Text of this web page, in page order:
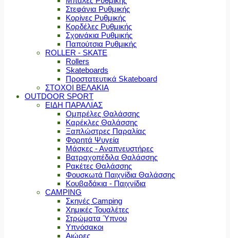
Στεφάνια Ρυθμικής
Κορίνες Ρυθμικής
Κορδέλες Ρυθμικής
Σχοινάκια Ρυθμικής
Παπούτσια Ρυθμικής
ROLLER - SKATE
Rollers
Skateboards
Προστατευτικά Skateboard
ΣΤΟΧΟΙ ΒΕΛΑΚΙΑ
OUTDOOR SPORT
ΕΙΔΗ ΠΑΡΑΛΙΑΣ
Ομπρέλες Θαλάσσης
Καρέκλες Θαλάσσης
Ξαπλώστρες Παραλίας
Φορητά Ψυγεία
Μάσκες - Αναπνευστήρες
Βατραχοπέδιλα Θαλάσσης
Ρακέτες Θαλάσσης
Φουσκωτά Παιχνίδια Θαλάσσης
Κουβαδάκια - Παιχνίδια
CAMPING
Σκηνές Camping
Χημικές Τουαλέτες
Στρώματα Ύπνου
Υπνόσακοι
Αιώρες